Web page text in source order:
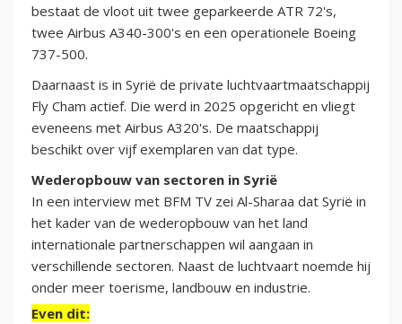
bestaat de vloot uit twee geparkeerde ATR 72's,
twee Airbus A340-300's en een operationele Boeing
737-500.
Daarnaast is in Syrië de private luchtvaartmaatschappij
Fly Cham actief. Die werd in 2025 opgericht en vliegt
eveneens met Airbus A320's. De maatschappij
beschikt over vijf exemplaren van dat type.
Wederopbouw van sectoren in Syrië
In een interview met BFM TV zei Al-Sharaa dat Syrië in
het kader van de wederopbouw van het land
internationale partnerschappen wil aangaan in
verschillende sectoren. Naast de luchtvaart noemde hij
onder meer toerisme, landbouw en industrie.
Even dit: